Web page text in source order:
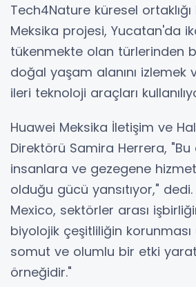
Tech4Nature küresel
Meksika projesi, Yucatan'da
tükenmekte olan türlerinden
doğal yaşam alanını izlemek
ileri teknoloji araçları
Huawei Meksika İletişim ve
Direktörü Samira Herrera,
insanlara ve gezegene
olduğu gücü yansıtıyor,"
Mexico, sektörler arası
biyolojik çeşitliliğin korunması
somut ve olumlu bir etki
örneğidir."